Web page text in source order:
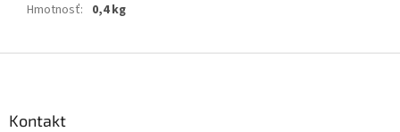
Hmotnosť: 0,4 kg
Kontakt